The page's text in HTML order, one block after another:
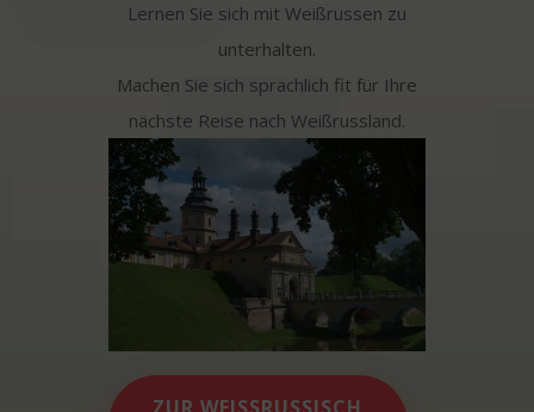
Lernen Sie sich mit Weißrussen zu
unterhalten.
Machen Sie sich sprachlich fit für Ihre
nächste Reise nach Weißrussland.